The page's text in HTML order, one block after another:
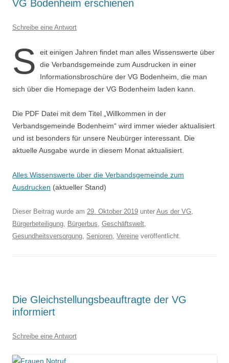
VG Bodenheim erschienen
Schreibe eine Antwort
S
eit einigen Jahren findet man alles Wissenswerte über
die Verbandsgemeinde zum Ausdrucken in einer
Informationsbroschüre der VG Bodenheim, die man
sich über die Homepage der VG Bodenheim laden kann.
Die PDF Datei mit dem Titel „Willkommen in der
Verbandsgemeinde Bodenheim“ wird immer wieder aktualisiert
und ist besonders für unsere Neubürger interessant. Die
aktuelle Ausgabe wurde in diesem Monat aktualisiert.
Alles Wissenswerte über die Verbandsgemeinde zum
Ausdrucken (aktueller Stand)
Dieser Beitrag wurde am 29. Oktober 2019 unter Aus der VG,
Bürgerbeteiligung, Bürgerbus, Geschäftswelt,
Gesundheitsversorgung, Senioren, Vereine veröffentlicht.
Die Gleichstellungsbeauftragte der VG
informiert
Schreibe eine Antwort